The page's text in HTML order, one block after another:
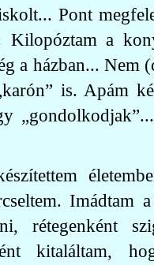
Pont
Kilopóztam a
a házban...
is. Apám
Imádtam
rétegenként
kitaláltam,